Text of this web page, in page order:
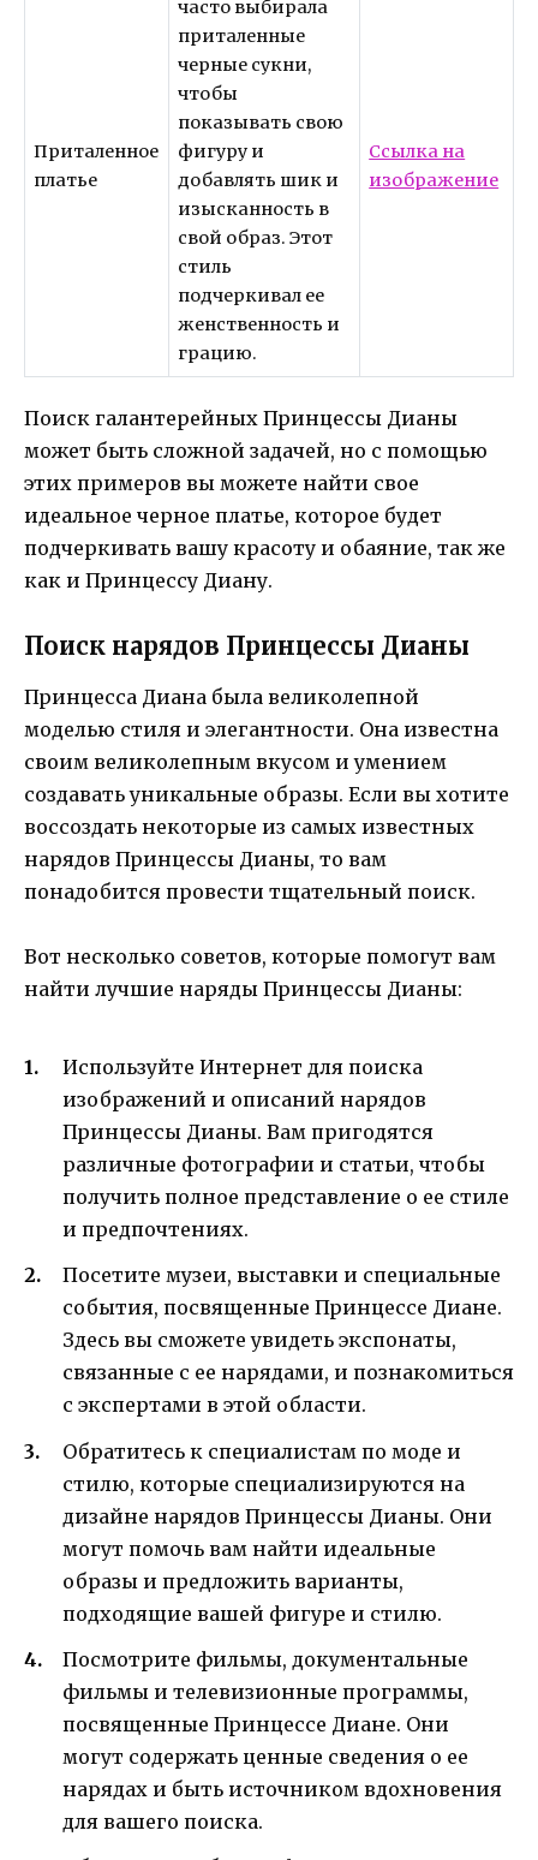
Приталенное
платье
часто выбирала
приталенные
черные сукни,
чтобы
показывать свою
фигуру и
добавлять шик и
изысканность в
свой образ. Этот
стиль
подчеркивал ее
женственность и
грацию.
Ссылка на
изображение
Поиск галантерейных Принцессы Дианы
может быть сложной задачей, но с помощью
этих примеров вы можете найти свое
идеальное черное платье, которое будет
подчеркивать вашу красоту и обаяние, так же
как и Принцессу Диану.
Поиск нарядов Принцессы Дианы
Принцесса Диана была великолепной
моделью стиля и элегантности. Она известна
своим великолепным вкусом и умением
создавать уникальные образы. Если вы хотите
воссоздать некоторые из самых известных
нарядов Принцессы Дианы, то вам
понадобится провести тщательный поиск.
Вот несколько советов, которые помогут вам
найти лучшие наряды Принцессы Дианы:
Используйте Интернет для поиска
изображений и описаний нарядов
Принцессы Дианы. Вам пригодятся
различные фотографии и статьи, чтобы
получить полное представление о ее стиле
и предпочтениях.
Посетите музеи, выставки и специальные
события, посвященные Принцессе Диане.
Здесь вы сможете увидеть экспонаты,
связанные с ее нарядами, и познакомиться
с экспертами в этой области.
Обратитесь к специалистам по моде и
стилю, которые специализируются на
дизайне нарядов Принцессы Дианы. Они
могут помочь вам найти идеальные
образы и предложить варианты,
подходящие вашей фигуре и стилю.
Посмотрите фильмы, документальные
фильмы и телевизионные программы,
посвященные Принцессе Диане. Они
могут содержать ценные сведения о ее
нарядах и быть источником вдохновения
для вашего поиска.